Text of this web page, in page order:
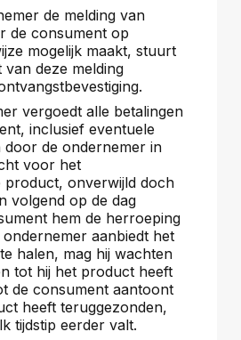
de melding van
de consument op
mogelijk maakt, stuurt
van deze melding
vergoedt alle betalingen
inclusief eventuele
door de ondernemer in
voor het
product, onverwijld doch
volgend op de dag
hem de herroeping
ondernemer aanbiedt het
halen, mag hij wachten
tot hij het product heeft
de consument aantoont
heeft teruggezonden,
tijdstip eerder valt.